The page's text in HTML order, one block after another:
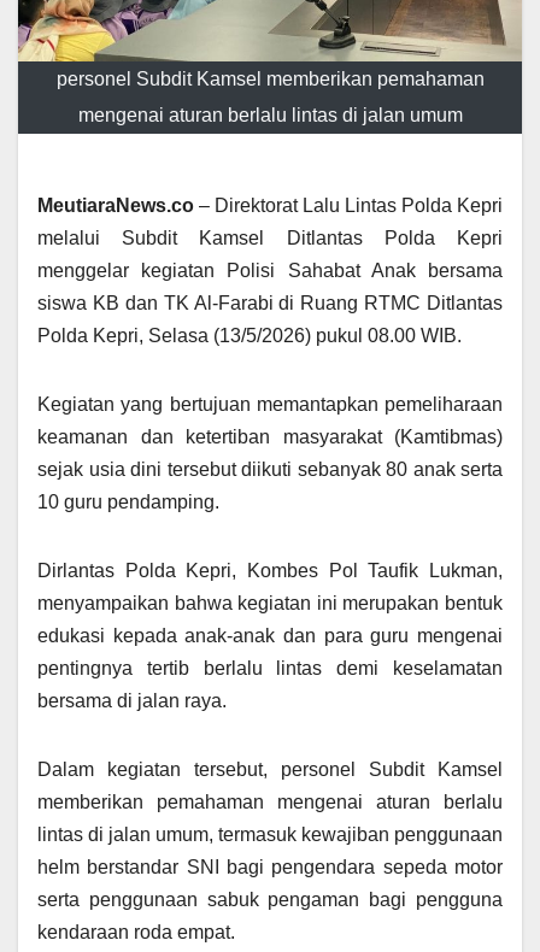
personel Subdit Kamsel memberikan pemahaman
mengenai aturan berlalu lintas di jalan umum
MeutiaraNews.co – Direktorat Lalu Lintas Polda Kepri
melalui Subdit Kamsel Ditlantas Polda Kepri
menggelar kegiatan Polisi Sahabat Anak bersama
siswa KB dan TK Al-Farabi di Ruang RTMC Ditlantas
Polda Kepri, Selasa (13/5/2026) pukul 08.00 WIB.
Kegiatan yang bertujuan memantapkan pemeliharaan
keamanan dan ketertiban masyarakat (Kamtibmas)
sejak usia dini tersebut diikuti sebanyak 80 anak serta
10 guru pendamping.
Dirlantas Polda Kepri, Kombes Pol Taufik Lukman,
menyampaikan bahwa kegiatan ini merupakan bentuk
edukasi kepada anak-anak dan para guru mengenai
pentingnya tertib berlalu lintas demi keselamatan
bersama di jalan raya.
Dalam kegiatan tersebut, personel Subdit Kamsel
memberikan pemahaman mengenai aturan berlalu
lintas di jalan umum, termasuk kewajiban penggunaan
helm berstandar SNI bagi pengendara sepeda motor
serta penggunaan sabuk pengaman bagi pengguna
kendaraan roda empat.